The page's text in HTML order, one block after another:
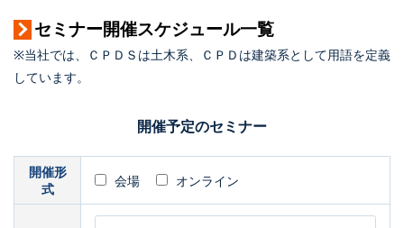
セミナー開催スケジュール一覧
※当社では、ＣＰＤＳは土木系、ＣＰＤは建築系として用語を定義
しています。
開催予定のセミナー
開催形
式
会場 オンライン